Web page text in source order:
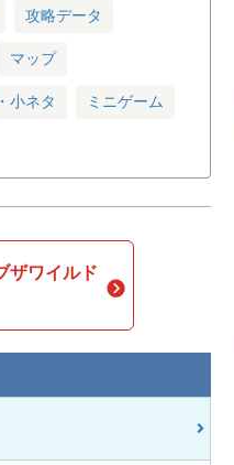
攻略データ
マップ
小ネタ ミニゲーム
ザワイルド